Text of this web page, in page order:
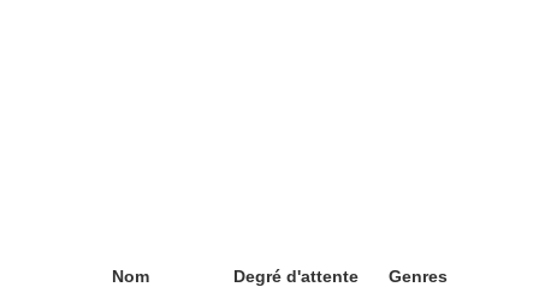
Nom Degré d'attente Genres